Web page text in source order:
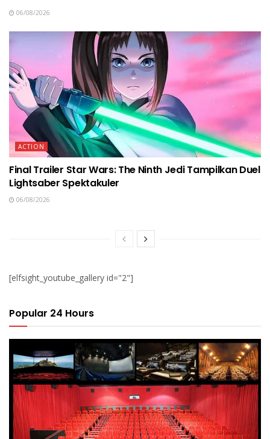
06/08/2026
ACTION
Final Trailer Star Wars: The Ninth Jedi Tampilkan Duel
Lightsaber Spektakuler
06/08/2026
[elfsight_youtube_gallery id="2"]
Popular 24 Hours